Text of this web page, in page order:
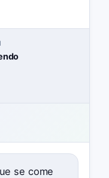
se come